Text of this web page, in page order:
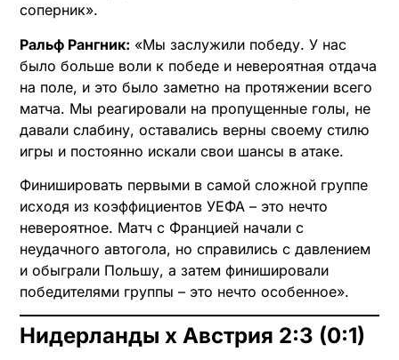
соперник».
Ральф Рангник: «Мы заслужили победу. У нас
было больше воли к победе и невероятная отдача
на поле, и это было заметно на протяжении всего
матча. Мы реагировали на пропущенные голы, не
давали слабину, оставались верны своему стилю
игры и постоянно искали свои шансы в атаке.
Финишировать первыми в самой сложной группе
исходя из коэффициентов УЕФА – это нечто
невероятное. Матч с Францией начали с
неудачного автогола, но справились с давлением
и обыграли Польшу, а затем финишировали
победителями группы – это нечто особенное».
Нидерланды х Австрия 2:3 (0:1)